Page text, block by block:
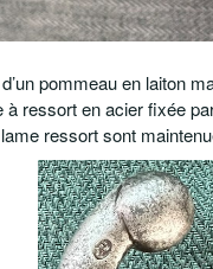
pommeau en laiton
ressort en acier fixée
ressort sont